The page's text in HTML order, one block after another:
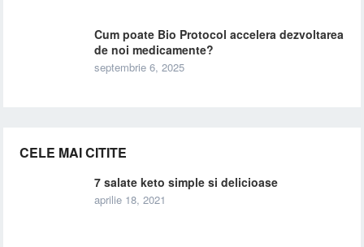
Cum poate Bio Protocol accelera dezvoltarea
de noi medicamente?
septembrie 6, 2025
CELE MAI CITITE
7 salate keto simple si delicioase
aprilie 18, 2021